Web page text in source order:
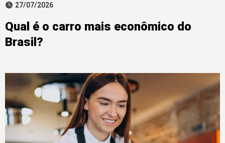
27/07/2026
Qual é o carro mais econômico do
Brasil?